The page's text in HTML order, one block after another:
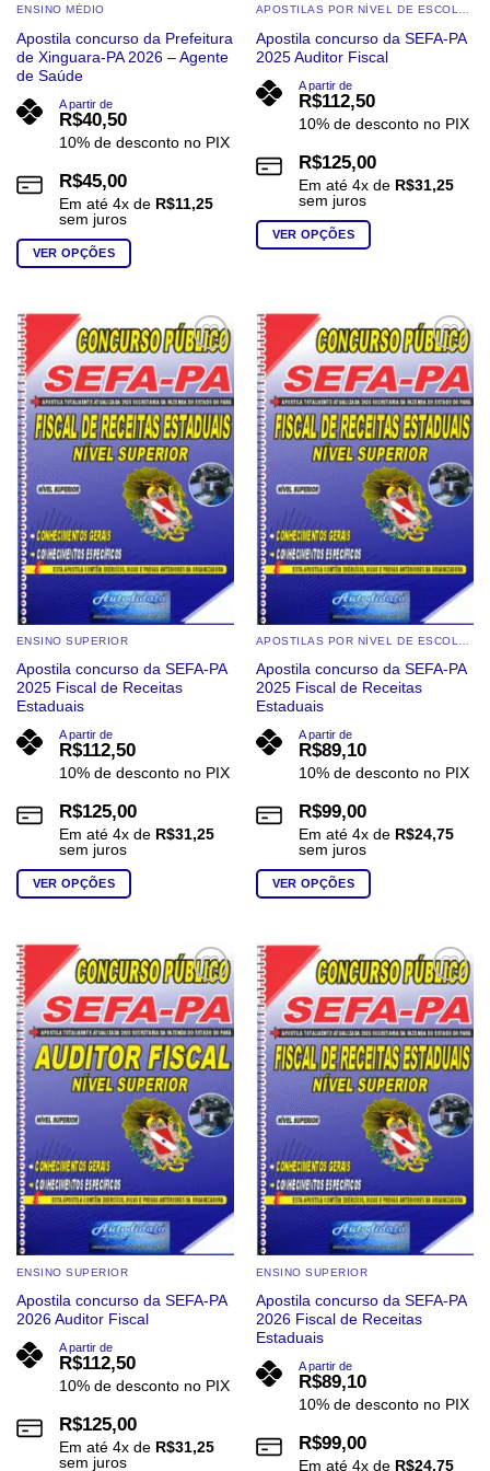
ENSINO MÉDIO
Apostila concurso da Prefeitura
de Xinguara-PA 2026 – Agente
de Saúde
A partir de
R$40,50
10% de desconto no PIX
R$45,00
Em até 4x de R$11,25
sem juros
VER OPÇÕES
tem
várias
variantes.
As
opções
podem
ser
escolhidas
na
página
do
produto
APOSTILAS POR NÍVEL DE ESCOLARIDADE
Apostila concurso da SEFA-PA
2025 Auditor Fiscal
A partir de
R$112,50
10% de desconto no PIX
R$125,00
Em até 4x de R$31,25
sem juros
VER OPÇÕES
várias
variantes.
As
opções
podem
ser
escolhidas
na
página
do
produto
Add to
wishlist
ENSINO SUPERIOR
Apostila concurso da SEFA-PA
2025 Fiscal de Receitas
Estaduais
A partir de
R$112,50
10% de desconto no PIX
R$125,00
Em até 4x de R$31,25
sem juros
VER OPÇÕES
tem
várias
variantes.
As
opções
podem
ser
escolhidas
na
página
do
produto
Add to
wishlist
Apostila concurso da SEFA-PA
2025 Fiscal de Receitas
Estaduais
A partir de
R$89,10
10% de desconto no PIX
R$99,00
Em até 4x de R$24,75
sem juros
VER OPÇÕES
tem
várias
variantes.
As
opções
podem
ser
escolhidas
na
página
do
produto
Add to
wishlist
ENSINO SUPERIOR
Apostila concurso da SEFA-PA
2026 Auditor Fiscal
A partir de
R$112,50
10% de desconto no PIX
R$125,00
Em até 4x de R$31,25
sem juros
Add to
wishlist
ENSINO SUPERIOR
Apostila concurso da SEFA-PA
2026 Fiscal de Receitas
Estaduais
A partir de
R$89,10
10% de desconto no PIX
R$99,00
Em até 4x de R$24,75